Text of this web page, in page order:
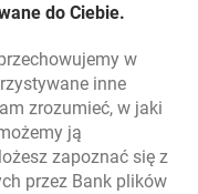
do Ciebie.
w
inne
zrozumieć, w jaki
ją
zapoznać się z
przez Bank plików